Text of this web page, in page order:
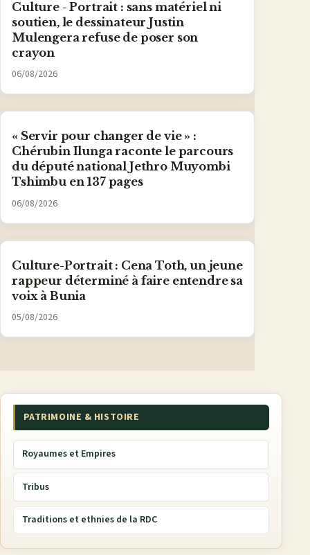
Culture - Portrait : sans matériel ni
soutien, le dessinateur Justin
Mulengera refuse de poser son
crayon
06/08/2026
« Servir pour changer de vie » :
Chérubin Ilunga raconte le parcours
du député national Jethro Muyombi
Tshimbu en 137 pages
06/08/2026
Culture-Portrait : Cena Toth, un jeune
rappeur déterminé à faire entendre sa
voix à Bunia
05/08/2026
PATRIMOINE & HISTOIRE
Royaumes et Empires
Tribus
Traditions et ethnies de la RDC